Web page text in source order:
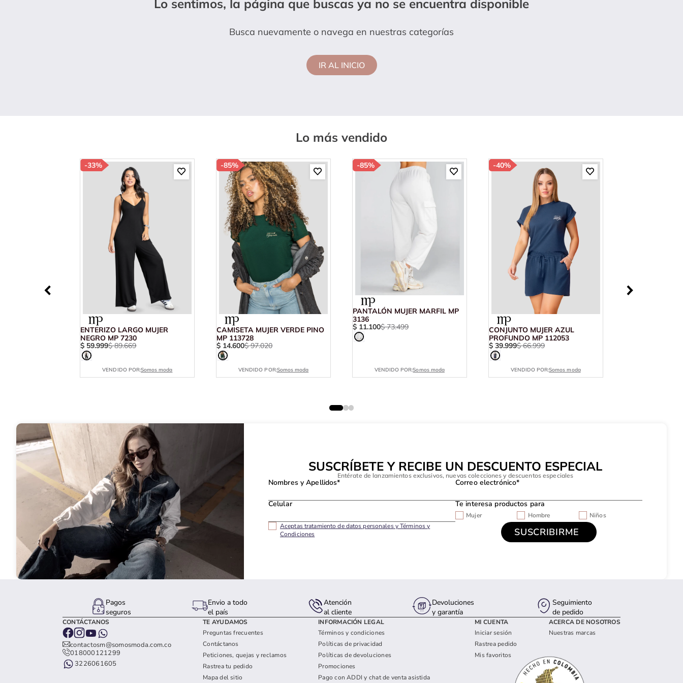
Lo sentimos, la página que buscas ya no se encuentra disponible
Busca nuevamente o navega en nuestras categorías
IR AL INICIO
Lo más vendido
-33%
ENTERIZO LARGO MUJER
NEGRO MP 7230
$ 59.999$ 89.669
VENDIDO POR:Somos moda
-85%
CAMISETA MUJER VERDE PINO
MP 113728
$ 14.600$ 97.020
VENDIDO POR:Somos moda
-85%
PANTALÓN MUJER MARFIL MP
3136
$ 11.100$ 73.499
VENDIDO POR:Somos moda
-40%
CONJUNTO MUJER AZUL
PROFUNDO MP 112053
$ 39.999$ 66.999
VENDIDO POR:Somos moda
SUSCRÍBETE Y RECIBE UN DESCUENTO ESPECIAL
Entérate de lanzamientos exclusivos, nuevas colecciones y descuentos especiales
Nombres y Apellidos* Correo electrónico*
Celular Te interesa productos para
Mujer Hombre
Niños
Aceptas tratamiento de datos personales y Términos y
Condiciones
Pagos
seguros
Envio a todo
el país
Atención
al cliente
Devoluciones
y garantía
Seguimiento
de pedido
CONTÁCTANOS
contactosm@somosmoda.com.co
018000121299
3226061605
TE AYUDAMOS
Preguntas frecuentes
Contáctanos
Peticiones, quejas y reclamos
Rastrea tu pedido
Mapa del sitio
INFORMACIÓN LEGAL
Términos y condiciones
Políticas de privacidad
Políticas de devoluciones
Promociones
Pago con ADDI y chat de venta asistida
MI CUENTA
Iniciar sesión
Rastrea pedido
Mis favoritos
ACERCA DE NOSOTROS
Nuestras marcas
10. blanco